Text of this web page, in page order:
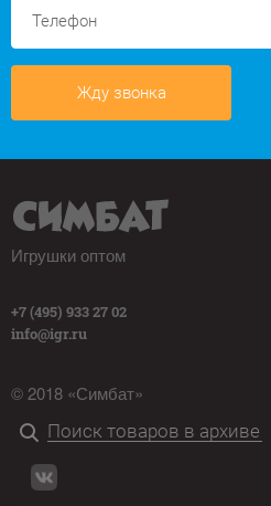
Жду звонка
Игрушки оптом
+7 (495) 933 27 02
info@igr.ru
© 2018 «Симбат»